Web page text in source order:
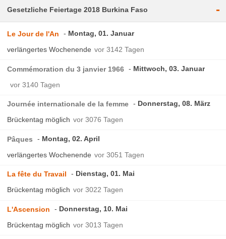
Gesetzliche Feiertage 2018 Burkina Faso -
Le Jour de l'An
Montag, 01. Januar
verlängertes Wochenende vor 3142 Tagen
Commémoration du 3 janvier 1966
Mittwoch, 03. Januar
vor 3140 Tagen
Journée internationale de la femme
Donnerstag, 08. März
Brückentag möglich vor 3076 Tagen
Pâques
Montag, 02. April
verlängertes Wochenende vor 3051 Tagen
La fête du Travail
Dienstag, 01. Mai
Brückentag möglich vor 3022 Tagen
L'Ascension
Donnerstag, 10. Mai
Brückentag möglich vor 3013 Tagen